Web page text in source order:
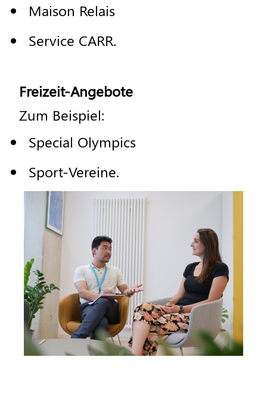
Maison Relais
Service CARR.
Freizeit-Angebote
Zum Beispiel:
Special Olympics
Sport-Vereine.